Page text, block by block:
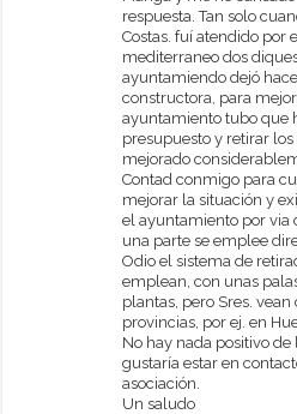
respuesta. Tan solo
Costas. fuí atendido por
mediterraneo dos
ayuntamiendo dejó
constructora, para
ayuntamiento tubo que
presupuesto y retirar
mejorado
Contad conmigo para
mejorar la situación y
el ayuntamiento por via
una parte se emplee
Odio el sistema de
emplean, con unas
plantas, pero Sres.
provincias, por ej. en
No hay nada positivo
gustaría estar en
asociación.
Un saludo